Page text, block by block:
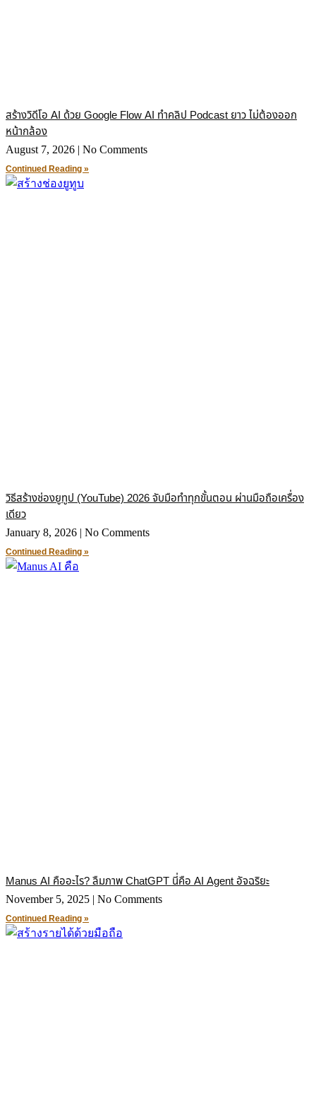
สร้างวิดีโอ AI ด้วย Google Flow AI ทำคลิป Podcast ยาว ไม่ต้องออก
หน้ากล้อง
August 7, 2026 No Comments
Continued Reading »
วิธีสร้างช่องยูทูป (YouTube) 2026 จับมือทำทุกขั้นตอน ผ่านมือถือเครื่อง
เดียว
January 8, 2026 No Comments
Continued Reading »
Manus AI คืออะไร? ลืมภาพ ChatGPT นี่คือ AI Agent อัจฉริยะ
November 5, 2025 No Comments
Continued Reading »